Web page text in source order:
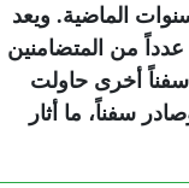
الماضية. ويعد
الصهيونية عدداً من المتضامنين
سفناً أخرى حاولت
عام 2007، واحتجز ناشطين وصادر سفناً، ما أثار